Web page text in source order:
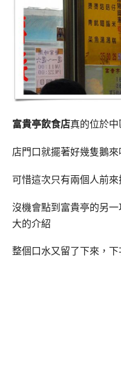
富貴亭飲食店真的位於
店門口就擺著好幾隻鵝
可惜這次只有兩個人前來
沒機會點到富貴亭的另
大的介紹
整個口水又留了下來，